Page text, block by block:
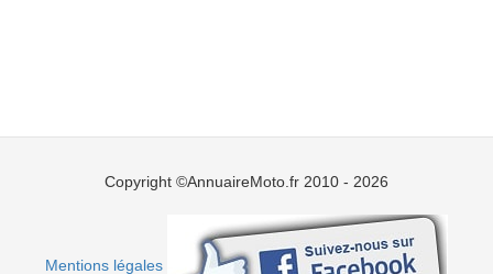
Copyright ©AnnuaireMoto.fr 2010 - 2026
Mentions légales